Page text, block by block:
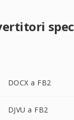
DOCX a FB2
DJVU a FB2